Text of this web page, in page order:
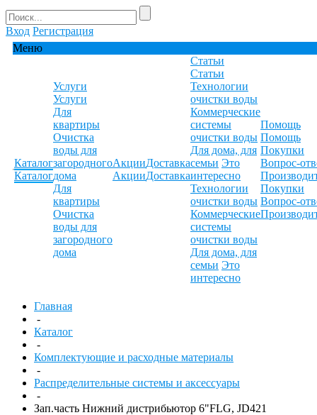
Вход Регистрация
Меню
Каталог
Каталог
Услуги
Услуги
Для
квартиры
Очистка
воды для
загородного
дома
Для
квартиры
Очистка
воды для
загородного
дома
Акции
Акции
Доставка
Доставка
Статьи
Статьи
Технологии
очистки воды
Коммерческие
системы
очистки воды
Для дома, для
семьи Это
интересно
Технологии
очистки воды
Коммерческие
системы
очистки воды
Для дома, для
семьи Это
интересно
Помощь
Помощь
Покупки
Вопрос-
Покупки
Вопрос-
Главная
-
Каталог
-
Комплектующие и расходные материалы
-
Распределительные системы и аксессуары
-
Зап.часть Нижний дистрибьютор 6"FLG, JD421